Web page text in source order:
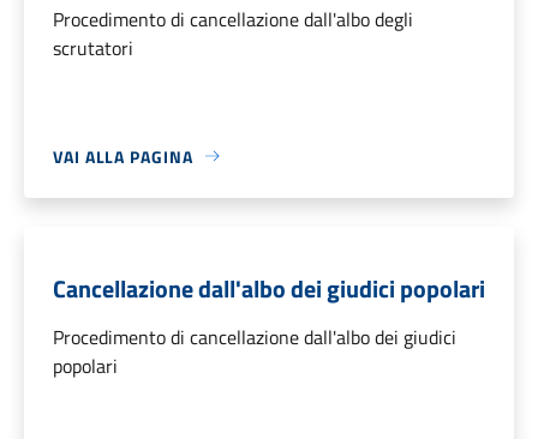
Procedimento di cancellazione dall'albo degli
scrutatori
VAI ALLA PAGINA
Cancellazione dall'albo dei giudici popolari
Procedimento di cancellazione dall'albo dei giudici
popolari